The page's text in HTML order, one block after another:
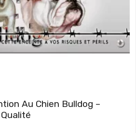
Au Chien Bulldog –